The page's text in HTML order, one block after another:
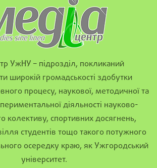
УжНУ – підрозділ, покликаний
широкій громадськості здобутки
процесу, наукової, методичної та
діяльності науково-
колективу, спортивних досягнень,
студентів тощо такого потужного
осередку краю, як Ужгородський
університет.